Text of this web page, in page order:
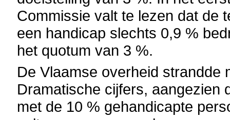
Commissie valt te lezen dat de
een handicap slechts 0,9 %
het quotum van 3 %.
De Vlaamse overheid strandde
Dramatische cijfers, aangezien
met de 10 % gehandicapte